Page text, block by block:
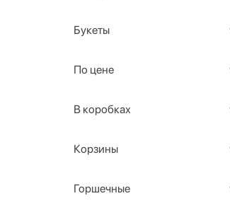
Букеты
По цене
В коробках
Корзины
Горшечные